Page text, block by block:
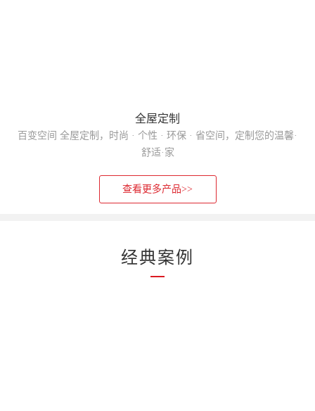
全屋定制
百变空间 全屋定制，时尚 · 个性 · 环保 · 省空间，定制您的温馨·
舒适·家
查看更多产品>>
经典案例